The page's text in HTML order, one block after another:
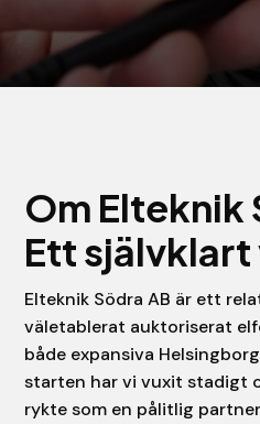
Om Elteknik
Ett självklart
Elteknik Södra AB är ett
väletablerat auktoriserat
både expansiva
starten har vi vuxit stadigt
rykte som en pålitlig